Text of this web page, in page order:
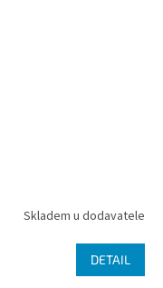
Skladem u dodavatele
DETAIL